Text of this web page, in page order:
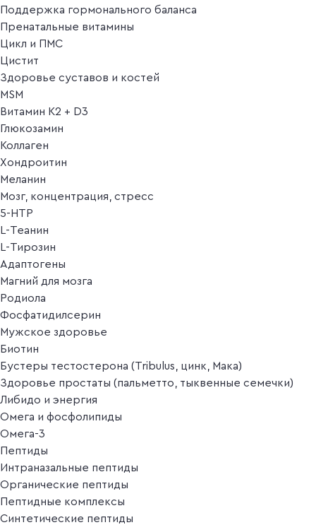
Поддержка гормонального баланса
Пренатальные витамины
Цикл и ПМС
Цистит
Здоровье суставов и костей
MSM
Витамин K2 + D3
Глюкозамин
Коллаген
Хондроитин
Меланин
Мозг, концентрация, стресс
5-HTP
L-Теанин
L-Тирозин
Адаптогены
Магний для мозга
Родиола
Фосфатидилсерин
Мужское здоровье
Биотин
Бустеры тестостерона (Tribulus, цинк, Мака)
Здоровье простаты (пальметто, тыквенные семечки)
Либидо и энергия
Омега и фосфолипиды
Омега-3
Пептиды
Интраназальные пептиды
Органические пептиды
Пептидные комплексы
Синтетические пептиды